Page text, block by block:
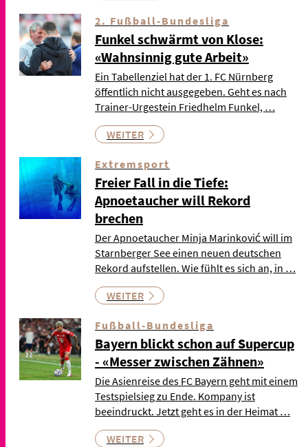
2. Fußball-Bundesliga
Funkel schwärmt von Klose:
«Wahnsinnig gute Arbeit»
Ein Tabellenziel hat der 1. FC Nürnberg
öffentlich nicht ausgegeben. Geht es nach
Trainer-Urgestein Friedhelm Funkel, …
WEITER
Extremsport
Freier Fall in die Tiefe:
Apnoetaucher will Rekord
brechen
Der Apnoetaucher Minja Marinković will im
Starnberger See einen neuen deutschen
Rekord aufstellen. Wie fühlt es sich an, in …
WEITER
Fußball-Bundesliga
Bayern blickt schon auf Supercup
- «Messer zwischen Zähnen»
Die Asienreise des FC Bayern geht mit einem
Testspielsieg zu Ende. Kompany ist
beeindruckt. Jetzt geht es in der Heimat …
WEITER